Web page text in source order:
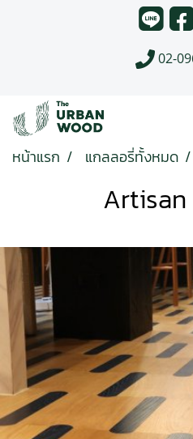
02-
หน้าแรก แกลลอรี่ทั้งหมด